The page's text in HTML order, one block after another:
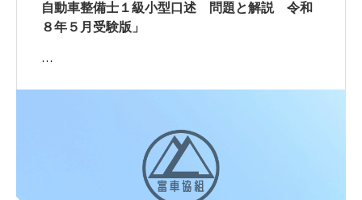
自動車整備士１級小型口述 問題と解説 令和
８年５月受験版」
…